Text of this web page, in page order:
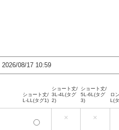
2026/08/17 10:59
ショート丈/
L-LL(タグ1)
ショート丈/
3L-4L(タグ
2)
×
ショート丈/
5L-6L(タグ
3)
×
ロ
L(
ショート丈/
L-LL(タグ1)
ショート丈/
3L-4L(タグ
ショート丈/
5L-6L(タグ